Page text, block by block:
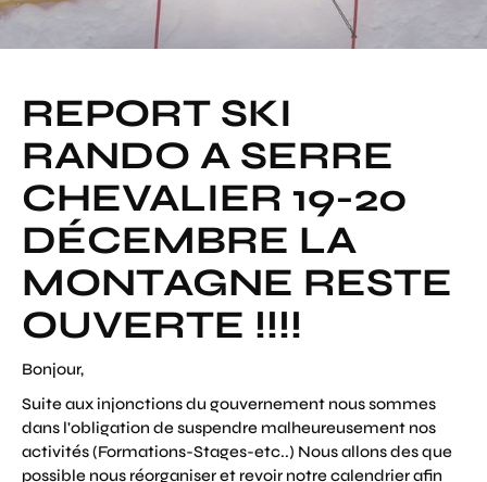
REPORT SKI
RANDO A SERRE
CHEVALIER 19-20
DÉCEMBRE LA
MONTAGNE RESTE
OUVERTE !!!!
Bonjour,
Suite aux injonctions du gouvernement nous sommes
dans l'obligation de suspendre malheureusement nos
activités (Formations-Stages-etc..) Nous allons des que
possible nous réorganiser et revoir notre calendrier afin